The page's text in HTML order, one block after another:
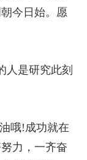
今日始。愿
人是研究此刻
哦!成功就在
力，一齐奋